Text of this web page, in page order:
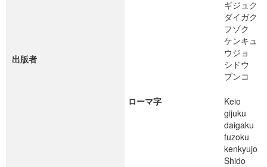
出版者
ギジュク
ダイガク
フゾク
ケンキュ
ウジョ
シドウ
ブンコ
ローマ字
Keio
gijuku
daigaku
fuzoku
kenkyujo
Shido